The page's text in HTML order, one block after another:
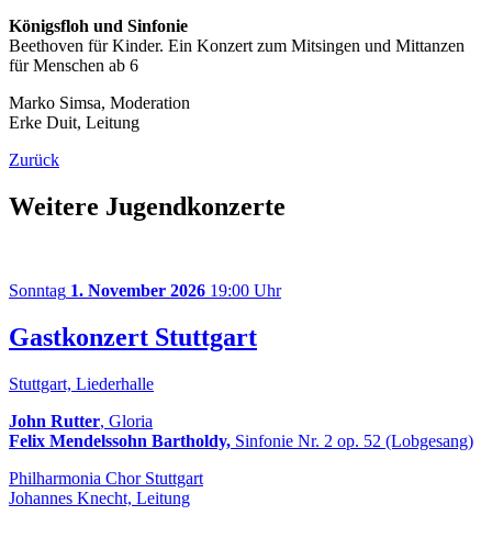
Königsfloh und Sinfonie
Beethoven für Kinder. Ein Konzert zum Mitsingen und Mittanzen
für Menschen ab 6
Marko Simsa, Moderation
Erke Duit, Leitung
Zurück
Weitere Jugendkonzerte
Sonntag 1. November 2026 19:00 Uhr
Gastkonzert Stuttgart
Stuttgart, Liederhalle
John Rutter, Gloria
Felix Mendelssohn Bartholdy, Sinfonie Nr. 2 op. 52 (Lobgesang)
Philharmonia Chor Stuttgart
Johannes Knecht, Leitung